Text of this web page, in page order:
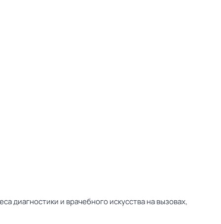
диагностики и врачебного искусства на вызовах,